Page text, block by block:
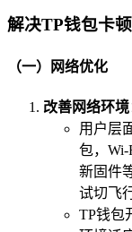
解决TP钱包卡
（一）网络优化
改善网络环境
用户层
包，
新固件
试切飞
TP钱包